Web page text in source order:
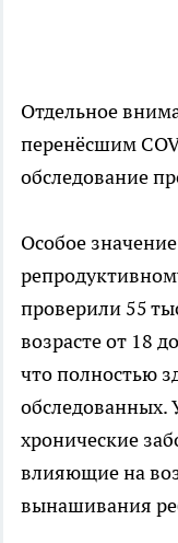
Отдельное
перенёсшим
обследование
Особое
проверили 55
возрасте от 18
что полностью
обследованных.
хронические
влияющие на
вынашивания